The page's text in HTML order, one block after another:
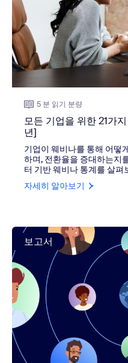
5 분 읽기 분량
모든 기업을 위한 21가
년]
기업이 웨비나를 통해 어떻
하며, 전환율을 증대하는지
터 기반 웨비나 통계를 살펴
자세히 알아보기
view: 새로운 설문조사 결
보고서